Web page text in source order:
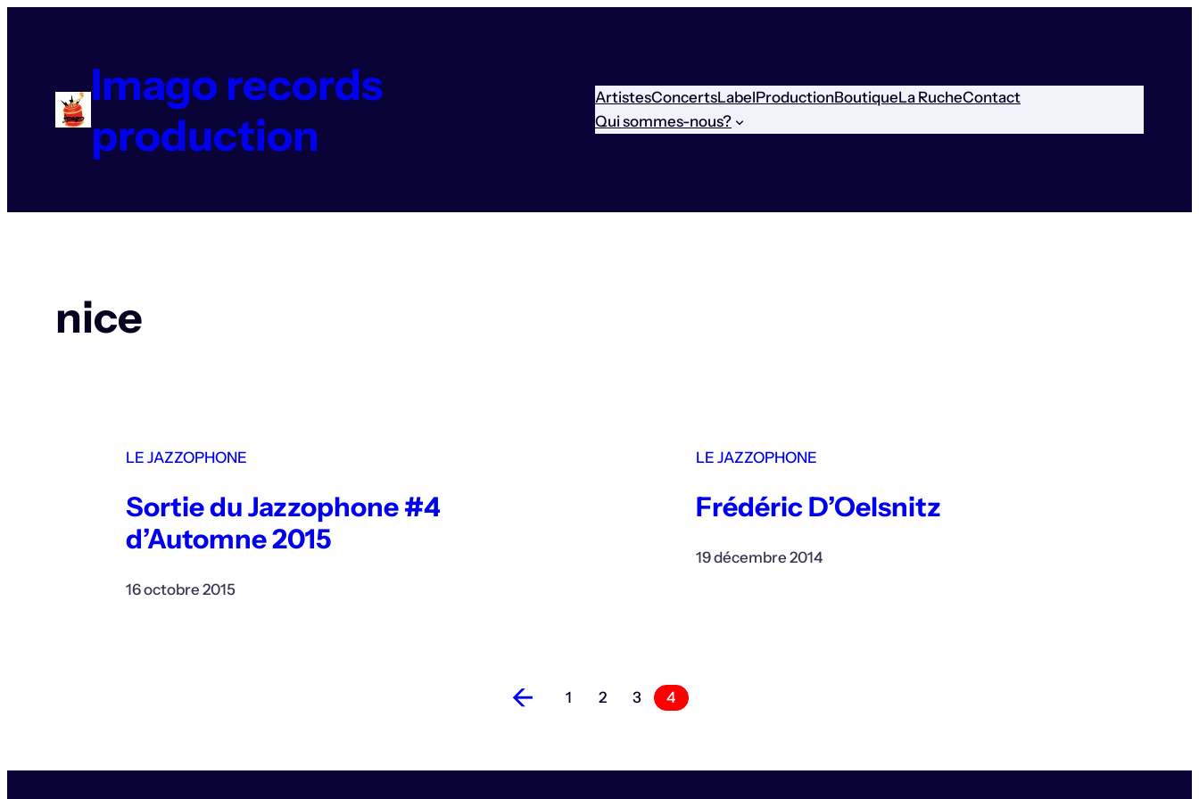
Imago records
production
ArtistesConcertsLabelProductionBoutiqueLa RucheContact
Qui sommes-nous?
nice
LE JAZZOPHONE
Sortie du Jazzophone #4
d’Automne 2015
16 octobre 2015
LE JAZZOPHONE
Frédéric D’Oelsnitz
19 décembre 2014
← 1 2 3 4